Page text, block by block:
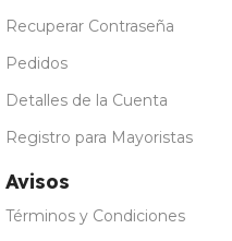
Recuperar Contraseña
Pedidos
Detalles de la Cuenta
Registro para Mayoristas
Avisos
Términos y Condiciones